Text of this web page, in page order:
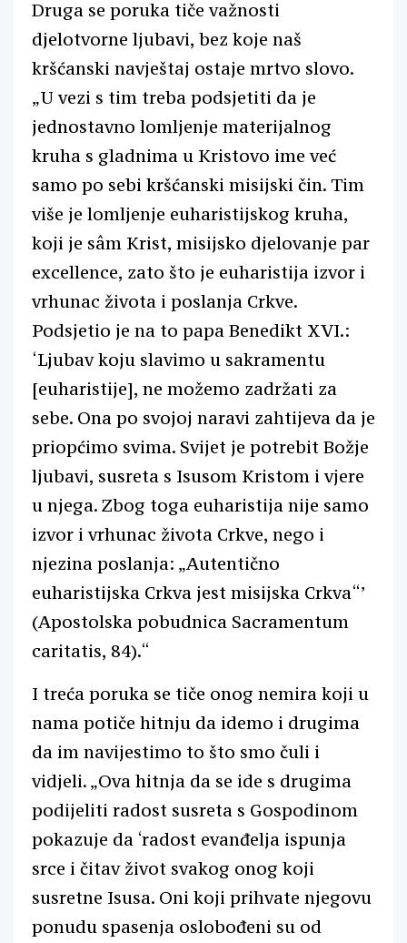
Druga se poruka tiče važnosti
djelotvorne ljubavi, bez koje naš
kršćanski navještaj ostaje mrtvo slovo.
„U vezi s tim treba podsjetiti da je
jednostavno lomljenje materijalnog
kruha s gladnima u Kristovo ime već
samo po sebi kršćanski misijski čin. Tim
više je lomljenje euharistijskog kruha,
koji je sâm Krist, misijsko djelovanje par
excellence, zato što je euharistija izvor i
vrhunac života i poslanja Crkve.
Podsjetio je na to papa Benedikt XVI.:
‘Ljubav koju slavimo u sakramentu
[euharistije], ne možemo zadržati za
sebe. Ona po svojoj naravi zahtijeva da je
priopćimo svima. Svijet je potrebit Božje
ljubavi, susreta s Isusom Kristom i vjere
u njega. Zbog toga euharistija nije samo
izvor i vrhunac života Crkve, nego i
njezina poslanja: „Autentično
euharistijska Crkva jest misijska Crkva“’
(Apostolska pobudnica Sacramentum
caritatis, 84).“
I treća poruka se tiče onog nemira koji u
nama potiče hitnju da idemo i drugima
da im navijestimo to što smo čuli i
vidjeli. „Ova hitnja da se ide s drugima
podijeliti radost susreta s Gospodinom
pokazuje da ‘radost evanđelja ispunja
srce i čitav život svakog onog koji
susretne Isusa. Oni koji prihvate njegovu
ponudu spasenja oslobođeni su od